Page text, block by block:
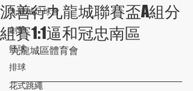
九龍城足球會
劍擊
籃球
排球
花式跳繩
源善行九龍城聯賽盃A組分
組賽1:1逼和冠忠南區
九龍城區體育會